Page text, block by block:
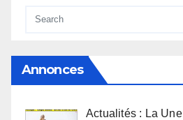
Annonces
Actualités : La